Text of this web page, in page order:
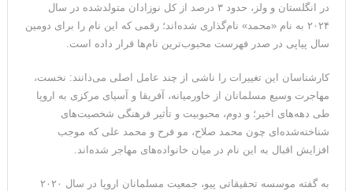
در انگلستان و ولز، حدود ۳ درصد از کل نوزادان متولدشده در سال
۲۰۲۴ به نام «محمد» نام‌گذاری شده‌اند؛ رقمی که این نام را برای دومین
سال پیاپی در صدر فهرست محبوب‌ترین نام‌ها قرار داده است.
کارشناسان این تغییرات را ناشی از چند عامل اصلی می‌دانند: نخست،
مهاجرت وسیع مسلمانان از خاورمیانه، آفریقا و آسیای مرکزی به اروپا
طی دهه‌های اخیر؛ و دوم، محبوبیت و تأثیر فرهنگی شخصیت‌های
شناخته‌شده‌ای چون محمد صلاح، مو فرح و محمد علی که موجب
افزایش اقبال به این نام در میان خانواده‌های مهاجر شده‌اند.
به گفته موسسه تحقیقاتی پیو، جمعیت مسلمانان اروپا در سال ۲۰۲۰